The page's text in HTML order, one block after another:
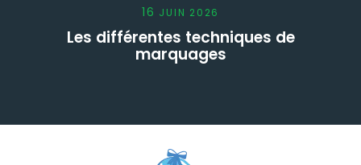
16 JUIN 2026
Les différentes techniques de
marquages